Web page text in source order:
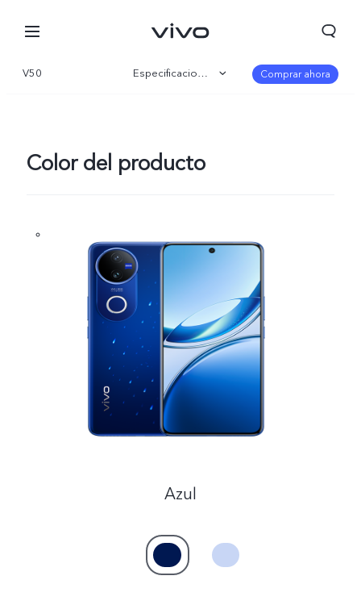
V50 Especificaciones Comprar ahora
Color del producto
Azul